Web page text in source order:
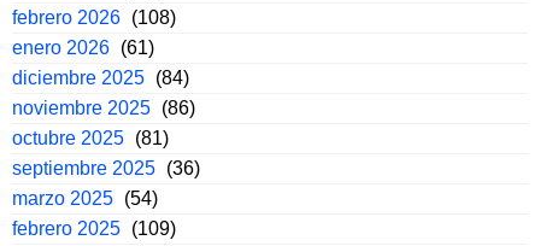
febrero 2026 (108)
enero 2026 (61)
diciembre 2025 (84)
noviembre 2025 (86)
octubre 2025 (81)
septiembre 2025 (36)
marzo 2025 (54)
febrero 2025 (109)